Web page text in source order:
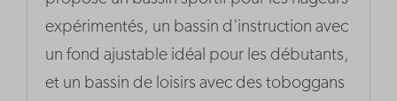
expérimentés, un bassin d'instruction avec
un fond ajustable idéal pour les débutants,
et un bassin de loisirs avec des toboggans